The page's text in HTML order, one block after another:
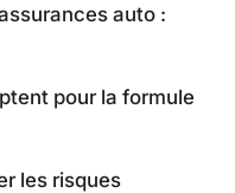
auto :
pour la formule
les risques